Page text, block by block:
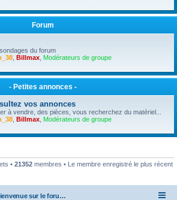
Forum
du forum
Billmax Modérateurs de groupe
- Petites annonces -
vos annonces
à vendre, des pièces, vous recherchez du matériel...
Billmax Modérateurs de groupe
• 21352 membres • Le membre enregistré le plus récent
Bienvenue sur le forum des scooters de la gamme SYM